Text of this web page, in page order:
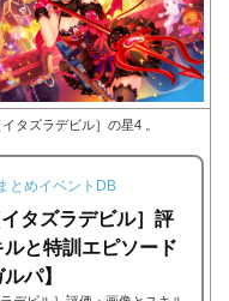
タズラデビル］の星4 。
とめイベントDB
タズラデビル］評
と特訓エピソード
パ】